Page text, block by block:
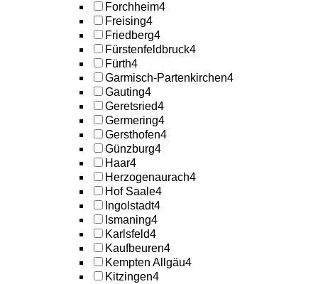
Forchheim4
Freising4
Friedberg4
Fürstenfeldbruck4
Fürth4
Garmisch-Partenkirchen4
Gauting4
Geretsried4
Germering4
Gersthofen4
Günzburg4
Haar4
Herzogenaurach4
Hof Saale4
Ingolstadt4
Ismaning4
Karlsfeld4
Kaufbeuren4
Kempten Allgäu4
Kitzingen4